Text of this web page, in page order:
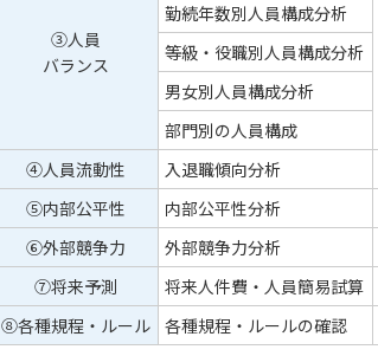
③人員
バランス
勤続年数別人員構成分析
等級・役職別人員構成分析
男女別人員構成分析
部門別の人員構成
④人員流動性
入退職傾向分析
⑤内部公平性 内部公平性分析
⑥外部競争力
外部競争力分析
⑦将来予測 将来人件費・人員簡易試算
⑧各種規程・ルール 各種規程・ルールの確認